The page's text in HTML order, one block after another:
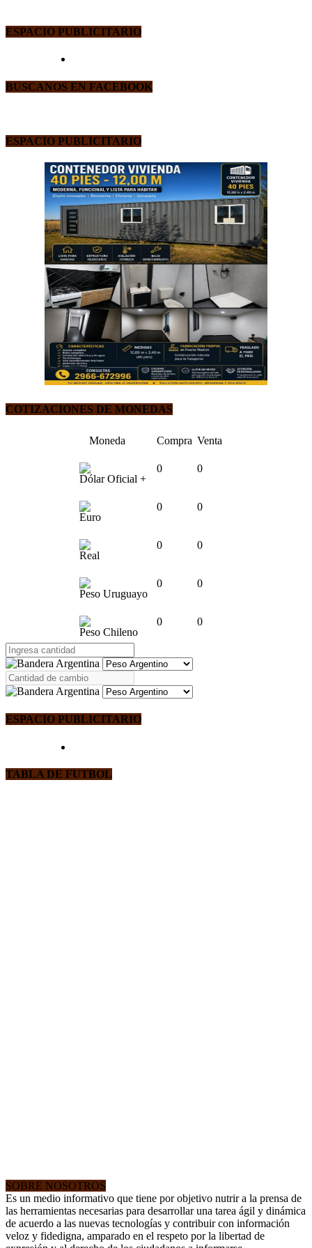
ESPACIO PUBLICITARIO
BUSCANOS EN FACEBOOK
ESPACIO PUBLICITARIO
COTIZACIONES DE MONEDAS
Moneda Compra Venta
Dólar Oficial +
0 0
Euro
0 0
Real
0 0
Peso Uruguayo
0 0
Peso Chileno
0 0
ESPACIO PUBLICITARIO
TABLA DE FUTBOL
SOBRE NOSOTROS
Es un medio informativo que tiene por objetivo nutrir a la prensa de
las herramientas necesarias para desarrollar una tarea ágil y dinámica
de acuerdo a las nuevas tecnologías y contribuir con información
veloz y fidedigna, amparado en el respeto por la libertad de